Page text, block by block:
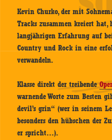
Kevin Churko, der mit
Tracks zusammen kreiert hat,
langjährigen Erfahrung auf
Country und Rock in eine
verwandeln.
Klasse direkt der treibende
warnende Worte zum Besten
devil’s grin“ (wer in seinem
besonders den hübschen der
er spricht…).